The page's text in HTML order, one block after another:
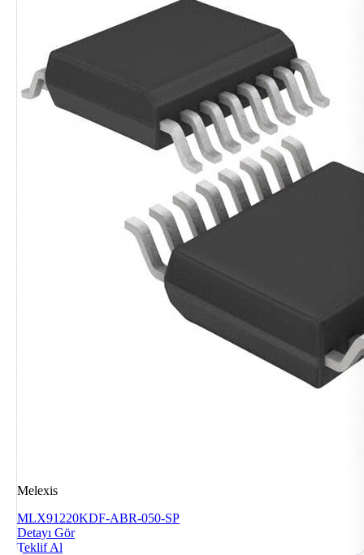
Melexis
MLX91220KDF-ABR-050-SP
Detayı Gör
Teklif Al